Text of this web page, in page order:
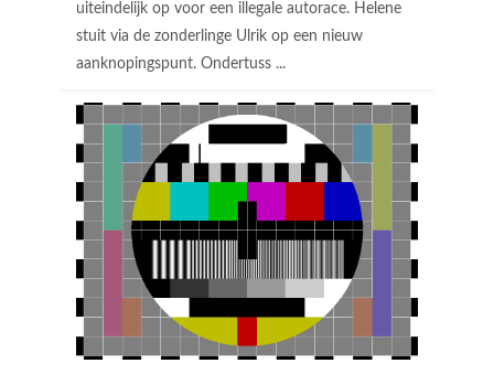
uiteindelijk op voor een illegale autorace. Helene
stuit via de zonderlinge Ulrik op een nieuw
aanknopingspunt. Ondertuss ...